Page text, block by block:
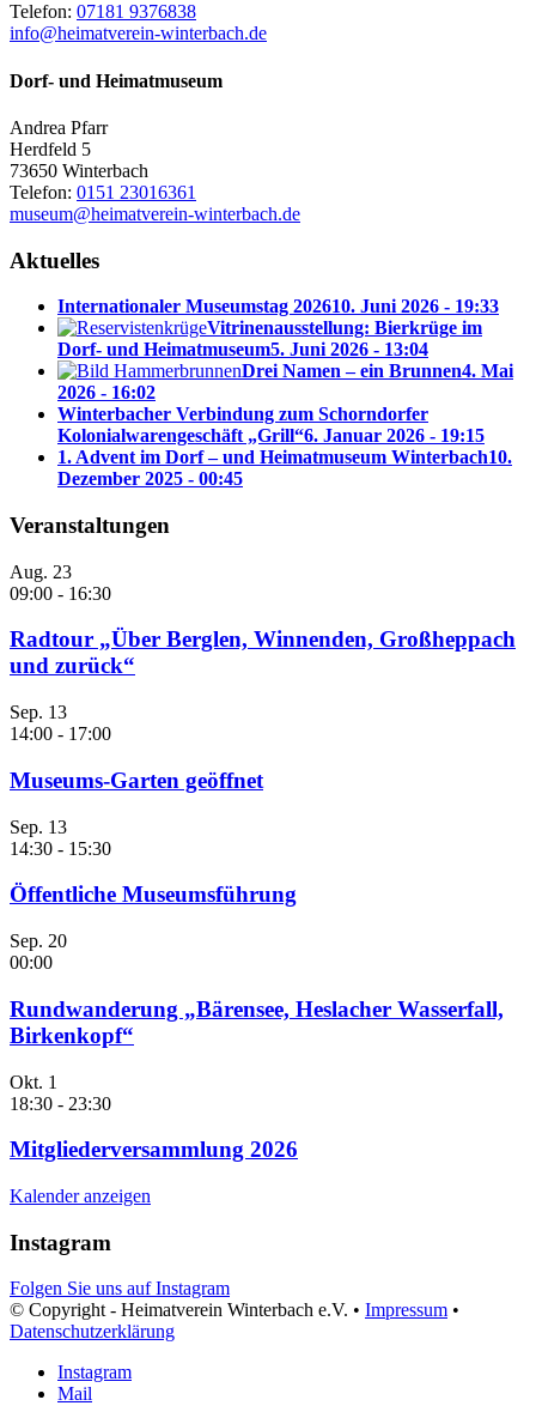
Telefon: 07181 9376838
info@heimatverein-winterbach.de
Dorf- und Heimatmuseum
Andrea Pfarr
Herdfeld 5
73650 Winterbach
Telefon: 0151 23016361
museum@heimatverein-winterbach.de
Aktuelles
Internationaler Museumstag 202610. Juni 2026 - 19:33
Vitrinenausstellung: Bierkrüge im
Dorf- und Heimatmuseum5. Juni 2026 - 13:04
Drei Namen – ein Brunnen4. Mai
2026 - 16:02
Winterbacher Verbindung zum Schorndorfer
Kolonialwarengeschäft „Grill“6. Januar 2026 - 19:15
1. Advent im Dorf – und Heimatmuseum Winterbach10.
Dezember 2025 - 00:45
Veranstaltungen
Aug. 23
09:00 - 16:30
Radtour „Über Berglen, Winnenden, Großheppach
und zurück“
Sep. 13
14:00 - 17:00
Museums-Garten geöffnet
Sep. 13
14:30 - 15:30
Öffentliche Museumsführung
Sep. 20
00:00
Rundwanderung „Bärensee, Heslacher Wasserfall,
Birkenkopf“
Okt. 1
18:30 - 23:30
Mitgliederversammlung 2026
Kalender anzeigen
Instagram
Folgen Sie uns auf Instagram
© Copyright - Heimatverein Winterbach e.V. • Impressum •
Datenschutzerklärung
Instagram
Mail